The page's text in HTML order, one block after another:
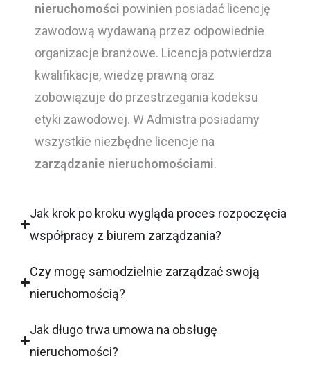
nieruchomości powinien posiadać licencję
zawodową wydawaną przez odpowiednie
organizacje branżowe. Licencja potwierdza
kwalifikacje, wiedzę prawną oraz
zobowiązuje do przestrzegania kodeksu
etyki zawodowej. W Admistra posiadamy
wszystkie niezbędne licencje na
zarządzanie nieruchomościami.
Jak krok po kroku wygląda proces rozpoczęcia
współpracy z biurem zarządzania?
Czy mogę samodzielnie zarządzać swoją
nieruchomością?
Jak długo trwa umowa na obsługę
nieruchomości?